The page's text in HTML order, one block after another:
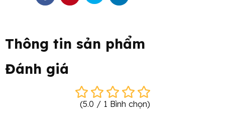
Thông tin sản phẩm
Đánh giá
(5.0 / 1 Bình chọn)